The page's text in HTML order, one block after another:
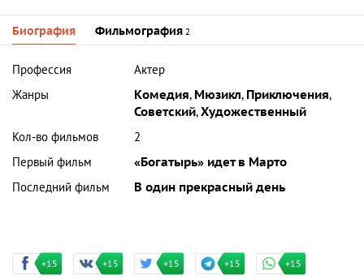
Биография Фильмография 2
Профессия
Актер
Жанры
Комедия, Мюзикл, Приключения,
Советский,Художественный
Кол-во фильмов
2
Первый фильм
«Богатырь» идет в Марто
Последний фильм
В один прекрасный день
+15 +15 +15 +15 +15